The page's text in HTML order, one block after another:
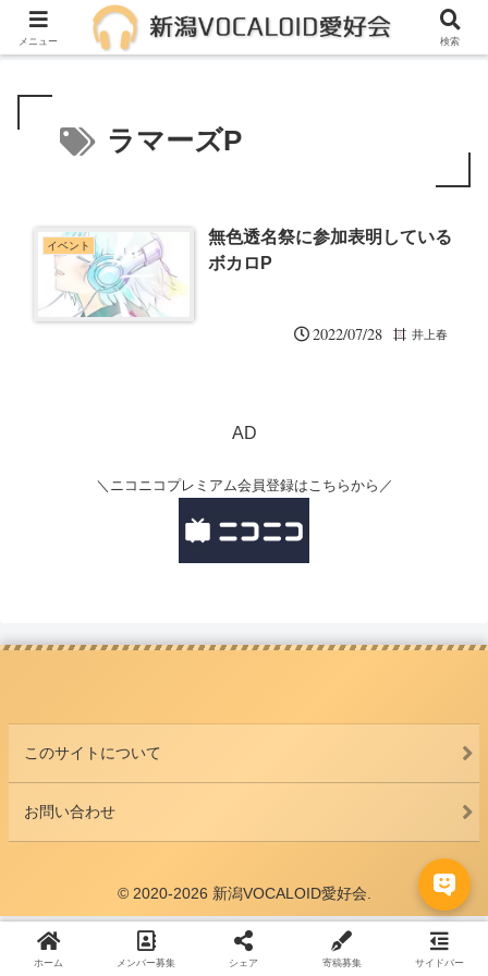
メンバー募集中！一緒に活動しませんか？
ラマーズP
イベント
無色透名祭に参加表明している
ボカロP
2022/07/28 井上春
AD
＼ニコニコプレミアム会員登録はこちらから／
このサイトについて
お問い合わせ
© 2020-2026 新潟VOCALOID愛好会.
メニュー 検索
ホーム メンバー募集 シェア 寄稿募集 サイドバー